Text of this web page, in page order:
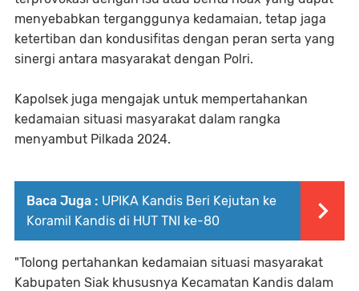
menyebabkan terganggunya kedamaian, tetap jaga
ketertiban dan kondusifitas dengan peran serta yang
sinergi antara masyarakat dengan Polri.
Kapolsek juga mengajak untuk mempertahankan
kedamaian situasi masyarakat dalam rangka
menyambut Pilkada 2024.
Baca Juga : UPIKA Kandis Beri Kejutan ke
Koramil Kandis di HUT TNI ke-80
"Tolong pertahankan kedamaian situasi masyarakat
Kabupaten Siak khususnya Kecamatan Kandis dalam